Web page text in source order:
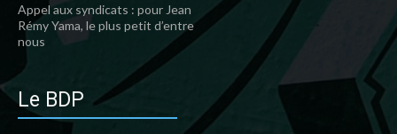
Appel aux syndicats : pour Jean
Rémy Yama, le plus petit d’entre
nous
Le BDP